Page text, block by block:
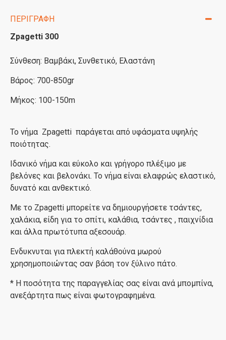
ΠΕΡΙΓΡΑΦΉ
Zpagetti 300
Σύνθεση: Bαμβάκι, Συνθετικό, Ελαστάνη
Βάρος: 700-850gr
Μήκος: 100-150m
Το νήμα Zpagetti παράγεται από υφάσματα υψηλής
ποιότητας.
Ιδανικό νήμα και εύκολο και γρήγορο πλέξιμο με
βελόνες και βελονάκι. Το νήμα είναι ελαφρώς ελαστικό,
δυνατό και ανθεκτικό.
Με το Zpagetti μπορείτε να δημιουργήσετε τσάντες,
χαλάκια, είδη για το σπίτι, καλάθια, τσάντες , παιχνίδια
και άλλα πρωτότυπα αξεσουάρ.
Ενδυκνυται για πλεκτή καλάθούνα μωρού
χρησημοποιώντας σαν βάση τον ξύλινο πάτο.
* Η ποσότητα της παραγγελίας σας είναι ανά μπομπίνα,
ανεξάρτητα πως είναι φωτογραφημένα.